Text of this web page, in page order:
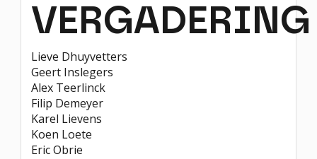
VERGADERING
Lieve Dhuyvetters
Geert Inslegers
Alex Teerlinck
Filip Demeyer
Karel Lievens
Koen Loete
Eric Obrie